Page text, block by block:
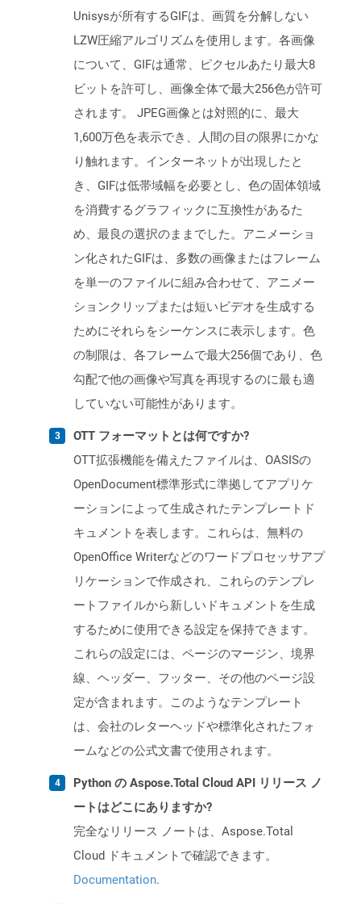
Unisysが所有するGIFは、画質を分解しない
LZW圧縮アルゴリズムを使用します。各画像
について、GIFは通常、ピクセルあたり最大8
ビットを許可し、画像全体で最大256色が許可
されます。 JPEG画像とは対照的に、最大
1,600万色を表示でき、人間の目の限界にかな
り触れます。インターネットが出現したと
き、GIFは低帯域幅を必要とし、色の固体領域
を消費するグラフィックに互換性があるた
め、最良の選択のままでした。アニメーショ
ン化されたGIFは、多数の画像またはフレーム
を単一のファイルに組み合わせて、アニメー
ションクリップまたは短いビデオを生成する
ためにそれらをシーケンスに表示します。色
の制限は、各フレームで最大256個であり、色
勾配で他の画像や写真を再現するのに最も適
していない可能性があります。
OTT フォーマットとは何ですか?
OTT拡張機能を備えたファイルは、OASISの
OpenDocument標準形式に準拠してアプリケ
ーションによって生成されたテンプレートド
キュメントを表します。これらは、無料の
OpenOffice Writerなどのワードプロセッサアプ
リケーションで作成され、これらのテンプレ
ートファイルから新しいドキュメントを生成
するために使用できる設定を保持できます。
これらの設定には、ページのマージン、境界
線、ヘッダー、フッター、その他のページ設
定が含まれます。このようなテンプレート
は、会社のレターヘッドや標準化されたフォ
ームなどの公式文書で使用されます。
Python の Aspose.Total Cloud API リリース ノ
ートはどこにありますか?
完全なリリース ノートは、Aspose.Total
Cloud ドキュメントで確認できます。
Documentation.